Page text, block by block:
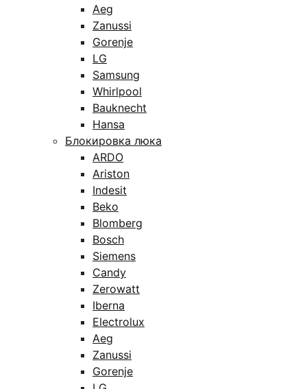
Aeg
Zanussi
Gorenje
LG
Samsung
Whirlpool
Bauknecht
Hansa
Блокировка люка
ARDO
Ariston
Indesit
Beko
Blomberg
Bosch
Siemens
Candy
Zerowatt
Iberna
Electrolux
Aeg
Zanussi
Gorenje